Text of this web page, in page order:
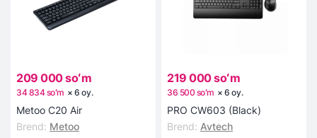
209 000 soʻm
34 834 soʻm ×6 oy.
Metoo C20 Air
Brend: Metoo
219 000 soʻm
36 500 soʻm ×6 oy.
PRO CW603 (Black)
Brend: Avtech